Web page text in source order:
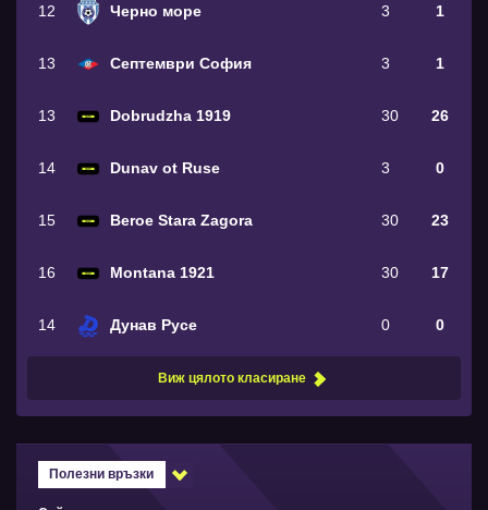
12 Черно море 3 1
13 Септември София 3 1
13 Dobrudzha 1919 30 26
14 Dunav ot Ruse 3 0
15 Beroe Stara Zagora 30 23
16 Montana 1921 30 17
14 Дунав Русе 0 0
Виж цялото класиране
Полезни връзки